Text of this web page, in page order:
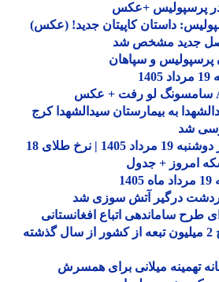
پرسپولیس +عکس
داستان کاپیتان جدید! (عکس)
جدید مشخص شد
و سپاهان
به بیمارستان سیدالشهدا کرج
شد
قیمت طلا و سکه امروز دوشنبه 19 مرداد 1405 | نرخ طلای 18
+ جدول
درگیر آتش سوزی شد
ساماندهی اتباع افغانستانی
نشده است | خروج 2 میلیون تبعه از کشور از سال گذشته
میلانی برای همسرش